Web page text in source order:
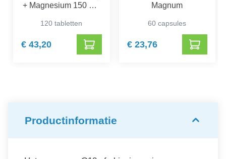
+ Magnesium 150 mg
120 tabletten
€ 43,20
Magnum
60 capsules
€ 23,76
Productinformatie